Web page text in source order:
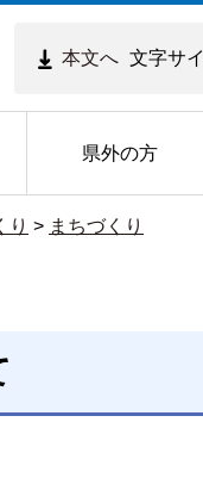
本文へ 文字サ
県外の方
り > まちづくり